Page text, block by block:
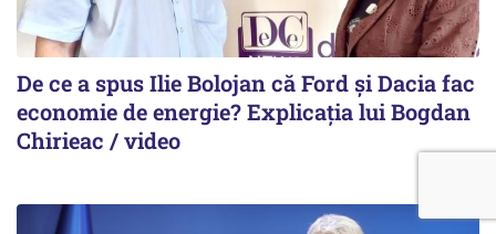
De ce a spus Ilie Bolojan că Ford și Dacia fac
economie de energie? Explicația lui Bogdan
Chirieac / video